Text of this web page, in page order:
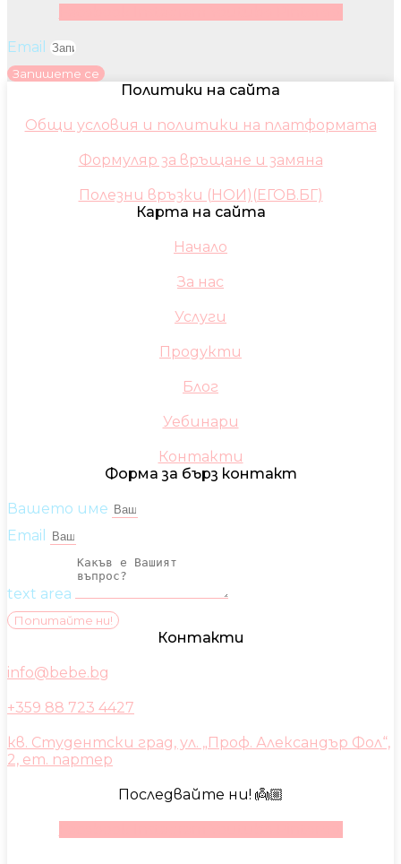
Email
Запишете се
Политики на сайта
Общи условия и политики на платформата
Формуляр за връщане и замяна
Полезни връзки (НОИ)(ЕГОВ.БГ)
Карта на сайта
Начало
За нас
Услуги
Продукти
Блог
Уебинари
Контакти
Форма за бърз контакт
Вашето име
Email
text area
Попитайте ни!
Контакти
info@bebe.bg
+359 88 723 4427
кв. Студентски град, ул. „Проф. Александър Фол“,
2, ет. партер
Последвайте ни! 👼🏼